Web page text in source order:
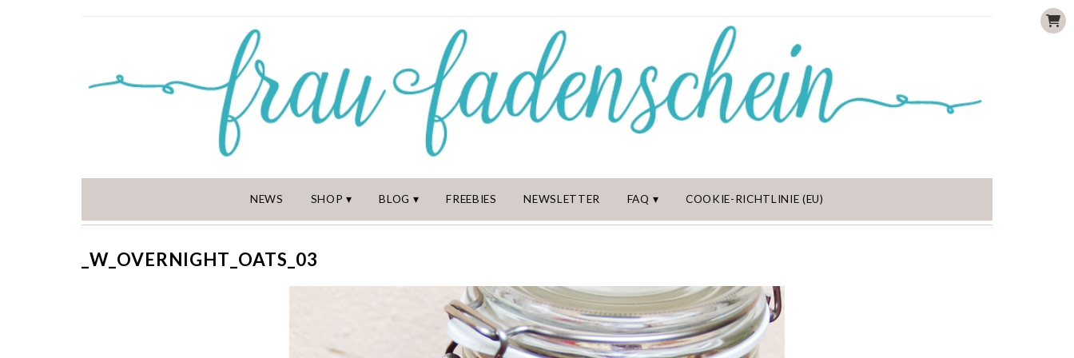
NEWS SHOP BLOG FREEBIES NEWSLETTER FAQ COOKIE-RICHTLINIE (EU)
_W_OVERNIGHT_OATS_03